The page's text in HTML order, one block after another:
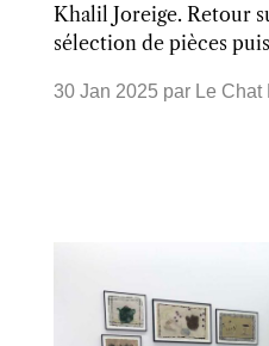
Khalil Joreige. Retour
sélection de pièces
30 Jan 2025 par Le Chat